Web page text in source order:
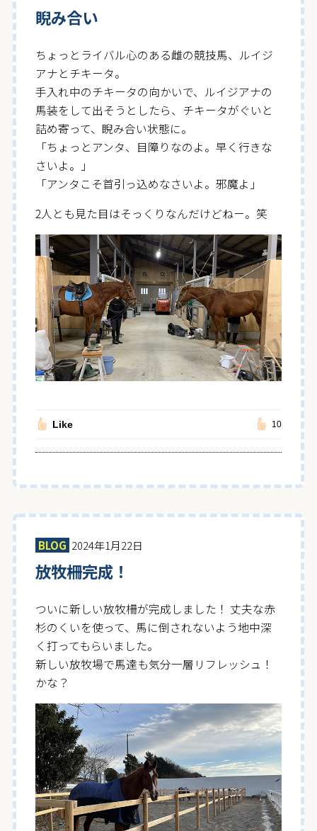
睨み合い
ちょっとライバル心のある雌の競技馬、ルイジ
アナとチキータ。
手入れ中のチキータの向かいで、ルイジアナの
馬装をして出そうとしたら、チキータがぐいと
詰め寄って、睨み合い状態に。
「ちょっとアンタ、目障りなのよ。早く行きな
さいよ。」
「アンタこそ首引っ込めなさいよ。邪魔よ」
2人とも見た目はそっくりなんだけどねー。笑
Like 10
BLOG 2024年1月22日
放牧柵完成！
ついに新しい放牧柵が完成しました！ 丈夫な赤
杉のくいを使って、馬に倒されないよう地中深
く打ってもらいました。
新しい放牧場で馬達も気分一層リフレッシュ！
かな？